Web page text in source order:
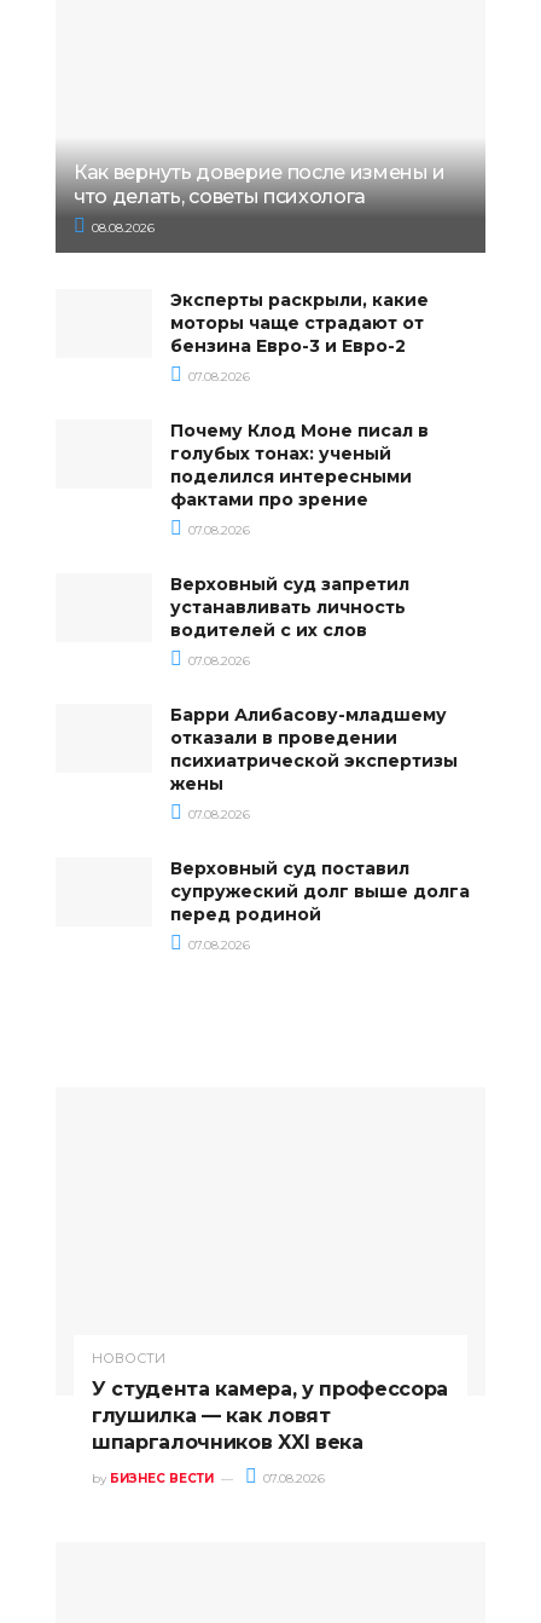
Как вернуть доверие после измены и
что делать, советы психолога
08.08.2026
Эксперты раскрыли, какие
моторы чаще страдают от
бензина Евро-3 и Евро-2
07.08.2026
Почему Клод Моне писал в
голубых тонах: ученый
поделился интересными
фактами про зрение
07.08.2026
Верховный суд запретил
устанавливать личность
водителей с их слов
07.08.2026
Барри Алибасову-младшему
отказали в проведении
психиатрической экспертизы
жены
07.08.2026
Верховный суд поставил
супружеский долг выше долга
перед родиной
07.08.2026
НОВОСТИ
У студента камера, у профессора
глушилка — как ловят
шпаргалочников XXI века
by БИЗНЕС ВЕСТИ 07.08.2026